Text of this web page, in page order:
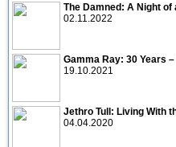
The Damned: A Night of
02.11.2022
Gamma Ray: 30 Years
19.10.2021
Jethro Tull: Living With
04.04.2020